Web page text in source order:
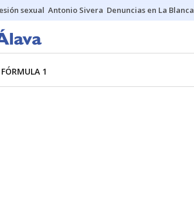
sexual Antonio Sivera Denuncias en La Blanca
FÓRMULA 1